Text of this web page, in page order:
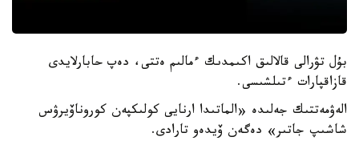
بۇل تۋرالى قالالىق اكىمدىك ءمالىم ەتتى، دەپ حابارلايدى
قازاقپارات ءتىلشىسى.
الەۋمەتتىك جەلىدە «الماتىدا ارنايى كولىكپەن كوروناۆيرۋس
شاشىپ جاتىر» دەگەن ۆيدەو تارادى.